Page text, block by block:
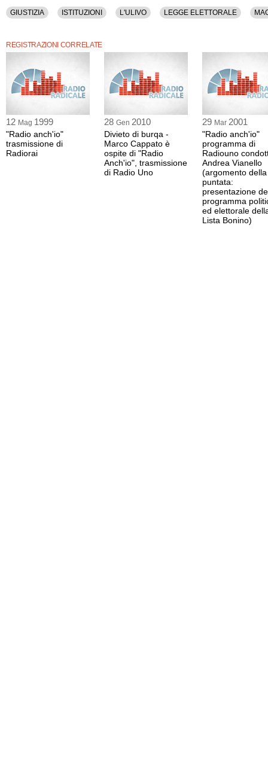
GIUSTIZIA ISTITUZIONI L'ULIVO LEGGE ELETTORALE
REGISTRAZIONI CORRELATE
12 Mag 1999
"Radio anch'io"
trasmissione di
Radiorai
28 Gen 2010
Divieto di burqa -
Marco Cappato è
ospite di "Radio
Anch'io", trasmissione
di Radio Uno
29 Mar 2001
"Radio anch'io"
programma di
Radiouno
Andrea Vianello
(argomento della
puntata:
presentazione
programma
ed elettorale
Lista Bonino)